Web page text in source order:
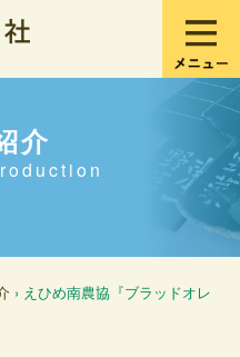
介
› えひめ南農協『ブラッドオレ